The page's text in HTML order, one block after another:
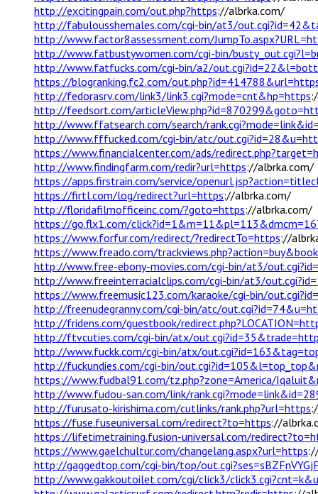
http://excitingpain.com/out.php?https://albrka.com/
http://fabulousshemales.com/cgi-bin/at3/
http://www.factor8assessment.com/
http://www.fatbustywomen.com/cgi-bin/
http://www.fatfucks.com/cgi-bin/a2/
https://blogranking.fc2.com/
http://fedorasrv.com/link3/link3.cgi?mode=cnt&hp=https
http://feedsort.com/
http://www.ffatsearch.com/search/
http://www.fffucked.com/cgi-bin/atc/
https://www.financialcenter.com/ads/
http://www.findingfarm.com/redir?url=https://albrka.com/
https://apps.firstrain.com/service/
https://firtl.com/log/redirect?url=https://albrka.com/
http://floridafilmofficeinc.com/?goto=https://albrka.com/
https://go.flx1.com/
https://www.forfur.com/redirect/?redirectTo=https://
https://www.freado.com/
http://www.free-ebony-movies.com/cgi-bin/at3/
http://www.freeinterracialclips.com/cgi-bin/at3/
https://www.freemusic123.com/karaoke/cgi-bin/
http://freenudegranny.com/cgi-bin/atc/
http://fridens.com/guestbook/
http://ftvcuties.com/cgi-bin/atx/
http://www.fuckk.com/cgi-bin/atx/
http://fuckundies.com/cgi-bin/
https://www.fudbal91.com/tz.php?zone=America/
http://www.fudou-san.com/link/
http://furusato-kirishima.com/cutlinks/rank.php?url=https
https://fuse.fuseuniversal.com/redirect?to=https://
https://lifetimetraining.fusion-universal.com/
https://www.gaelchultur.com/changelang.aspx?url=https
http://gaggedtop.com/cgi-bin/top/
http://www.gakkoutoilet.com/cgi/click3/